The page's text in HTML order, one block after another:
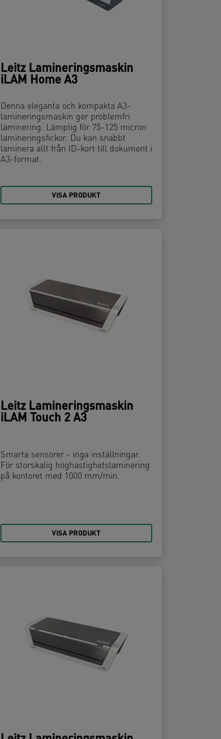
Leitz Lamineringsmaskin
iLAM Home A3
Denna eleganta och kompakta A3-
lamineringsmaskin ger problemfri
laminering. Lämplig för 75-125 micron
lamineringsfickor. Du kan snabbt
laminera allt från ID-kort till dokument i
A3-format.
VISA PRODUKT
Leitz Lamineringsmaskin
iLAM Touch 2 A3
Smarta sensorer - inga inställningar.
För storskalig höghastighetslaminering
på kontoret med 1000 mm/min.
VISA PRODUKT